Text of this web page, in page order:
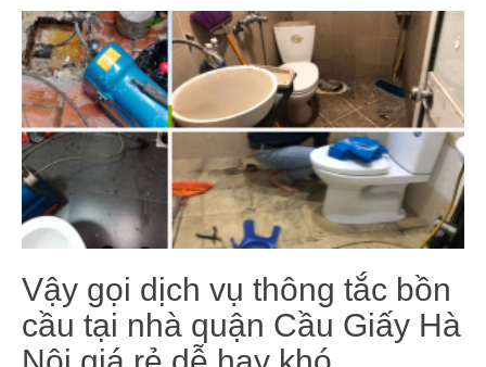
Vậy gọi dịch vụ thông tắc bồn
cầu tại nhà quận Cầu Giấy Hà